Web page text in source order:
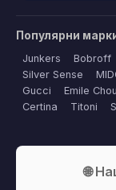
Популярни
Junkers Bobroff
Silver Sense
Gucci
Emile
Certina
Titoni
🌐